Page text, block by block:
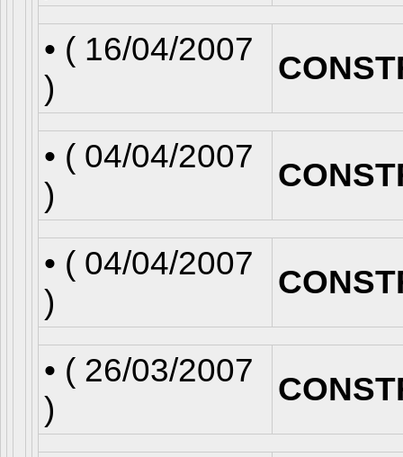
• ( 16/04/2007
)
• ( 04/04/2007
)
• ( 04/04/2007
)
• ( 26/03/2007
)